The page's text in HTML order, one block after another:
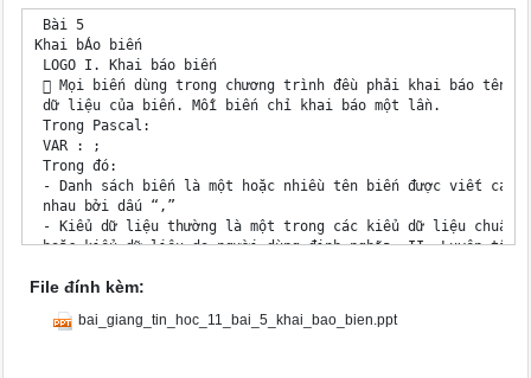
Bài 5
Khai bÁo biến
LOGO I. Khai báo biến
 Mọi biến dùng trong chương trình đều phải khai báo tên
dữ liệu của biến. Mỗi biến chỉ khai báo một lần.
Trong Pascal:
VAR : ;
Trong đó:
- Danh sách biến là một hoặc nhiều tên biến được viết
nhau bởi dấu “,”
- Kiểu dữ liệu thường là một trong các kiểu dữ liệu chuẩn
hoặc kiểu dữ liệu do người dùng định nghĩa. II. Luyện tập
Trăm trâu trăm cỏ BiÕn nguyªn §
Trâu nằm ăn ba
File đính kèm:
bai_giang_tin_hoc_11_bai_5_khai_bao_bien.ppt